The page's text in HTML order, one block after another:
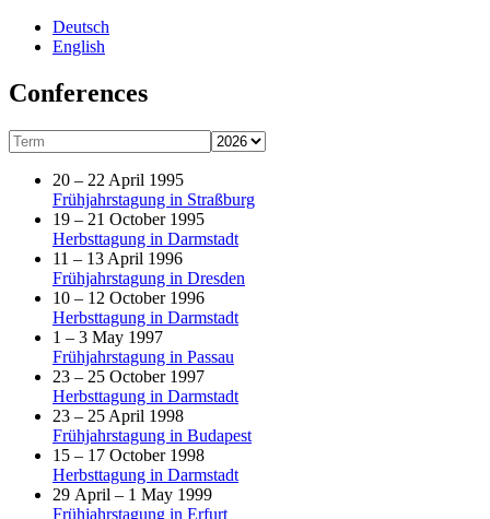
Deutsch
English
Conferences
20 – 22 April 1995
Frühjahrstagung in Straßburg
19 – 21 October 1995
Herbsttagung in Darmstadt
11 – 13 April 1996
Frühjahrstagung in Dresden
10 – 12 October 1996
Herbsttagung in Darmstadt
1 – 3 May 1997
Frühjahrstagung in Passau
23 – 25 October 1997
Herbsttagung in Darmstadt
23 – 25 April 1998
Frühjahrstagung in Budapest
15 – 17 October 1998
Herbsttagung in Darmstadt
29 April – 1 May 1999
Frühjahrstagung in Erfurt